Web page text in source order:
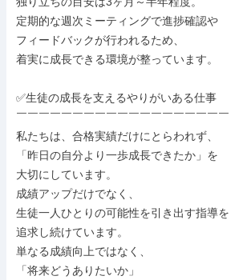
定期的な週次ミーティングで進捗確認や
フィードバックが行われるため、
着実に成長できる環境が整っています。
✅生徒の成長を支えるやりがいある仕事
￣￣￣￣￣￣￣￣￣￣￣￣￣￣￣￣￣￣￣
私たちは、合格実績だけにとらわれず、
「昨日の自分より一歩成長できたか」を
大切にしています。
成績アップだけでなく、
生徒一人ひとりの可能性を引き出す指導を
追求し続けています。
単なる成績向上ではなく、
「将来どうありたいか」